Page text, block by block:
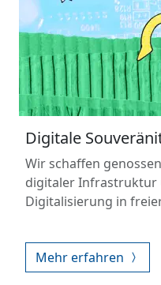
Digitale
Wir schaffen
digitaler Infrastruktur
Digitalisierung in
Mehr erfahren